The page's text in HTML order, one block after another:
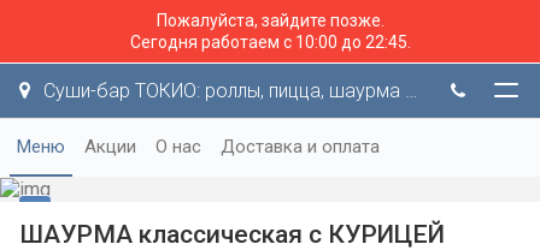
Пожалуйста, зайдите позже.
Сегодня работаем с 10:00 до 22:45.
Суши-бар ТОКИО: роллы, пицца, шаурма и не только!
Меню Акции О нас Доставка и оплата
ШАУРМА классическая с КУРИЦЕЙ